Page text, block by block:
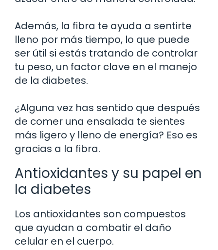
Además, la fibra te ayuda a sentirte
lleno por más tiempo, lo que puede
ser útil si estás tratando de controlar
tu peso, un factor clave en el manejo
de la diabetes.
¿Alguna vez has sentido que después
de comer una ensalada te sientes
más ligero y lleno de energía? Eso es
gracias a la fibra.
Antioxidantes y su papel en
la diabetes
Los antioxidantes son compuestos
que ayudan a combatir el daño
celular en el cuerpo.